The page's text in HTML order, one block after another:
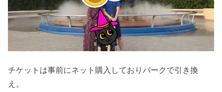
チケットは事前にネット購入しておりパークで引き換
え。